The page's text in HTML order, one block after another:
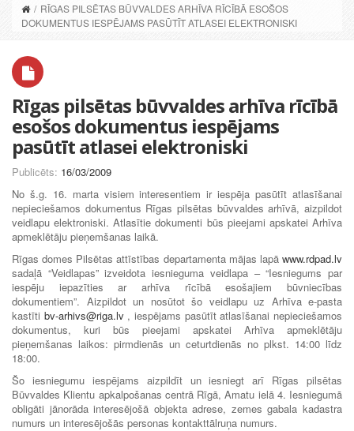
/ RĪGAS PILSĒTAS BŪVVALDES ARHĪVA RĪCĪBĀ ESOŠOS
DOKUMENTUS IESPĒJAMS PASŪTĪT ATLASEI ELEKTRONISKI
Rīgas pilsētas būvvaldes arhīva rīcībā
esošos dokumentus iespējams
pasūtīt atlasei elektroniski
Publicēts: 16/03/2009
No š.g. 16. marta visiem interesentiem ir iespēja pasūtīt atlasīšanai
nepieciešamos dokumentus Rīgas pilsētas būvvaldes arhīvā, aizpildot
veidlapu elektroniski. Atlasītie dokumenti būs pieejami apskatei Arhīva
apmeklētāju pieņemšanas laikā.
Rīgas domes Pilsētas attīstības departamenta mājas lapā www.rdpad.lv
sadaļā “Veidlapas” izveidota iesnieguma veidlapa – “Iesniegums par
iespēju iepazīties ar arhīva rīcībā esošajiem būvniecības
dokumentiem”. Aizpildot un nosūtot šo veidlapu uz Arhīva e-pasta
kastīti bv-arhivs@riga.lv, iespējams pasūtīt atlasīšanai nepieciešamos
dokumentus, kuri būs pieejami apskatei Arhīva apmeklētāju
pieņemšanas laikos: pirmdienās un ceturtdienās no plkst. 14:00 līdz
18:00.
Šo iesniegumu iespējams aizpildīt un iesniegt arī Rīgas pilsētas
Būvvaldes Klientu apkalpošanas centrā Rīgā, Amatu ielā 4. Iesniegumā
obligāti jānorāda interesējošā objekta adrese, zemes gabala kadastra
numurs un interesējošās personas kontakttālruņa numurs.